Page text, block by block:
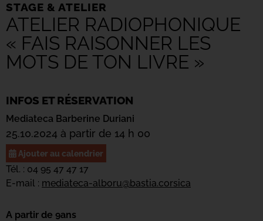
STAGE & ATELIER
ATELIER RADIOPHONIQUE
« FAIS RAISONNER LES
MOTS DE TON LIVRE »
INFOS ET RÉSERVATION
Mediateca Barberine Duriani
25.10.2024 à partir de 14 h 00
Ajouter au calendrier
Tél. : 04 95 47 47 17
E-mail : mediateca-alboru@bastia.corsica
A partir de 9ans